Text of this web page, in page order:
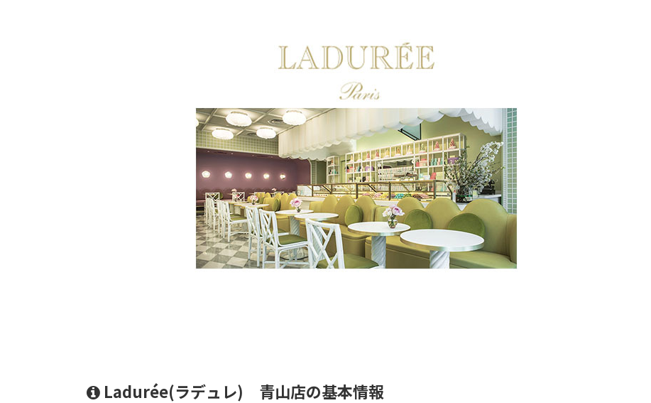
Ladurée(ラデュレ) 青山店の基本情報